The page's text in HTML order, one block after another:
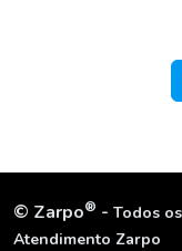
© Zarpo® - Todos
Atendimento Zarpo